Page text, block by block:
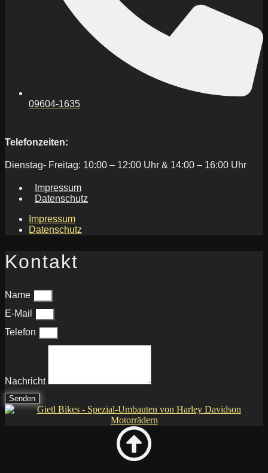
09604-1635
Telefonzeiten:
Dienstag- Freitag: 10:00 – 12:00 Uhr & 14:00 – 16:00 Uhr
Impressum
Datenschutz
Impressum
Datenschutz
Kontakt
Name
E-Mail
Telefon
Nachricht
Senden